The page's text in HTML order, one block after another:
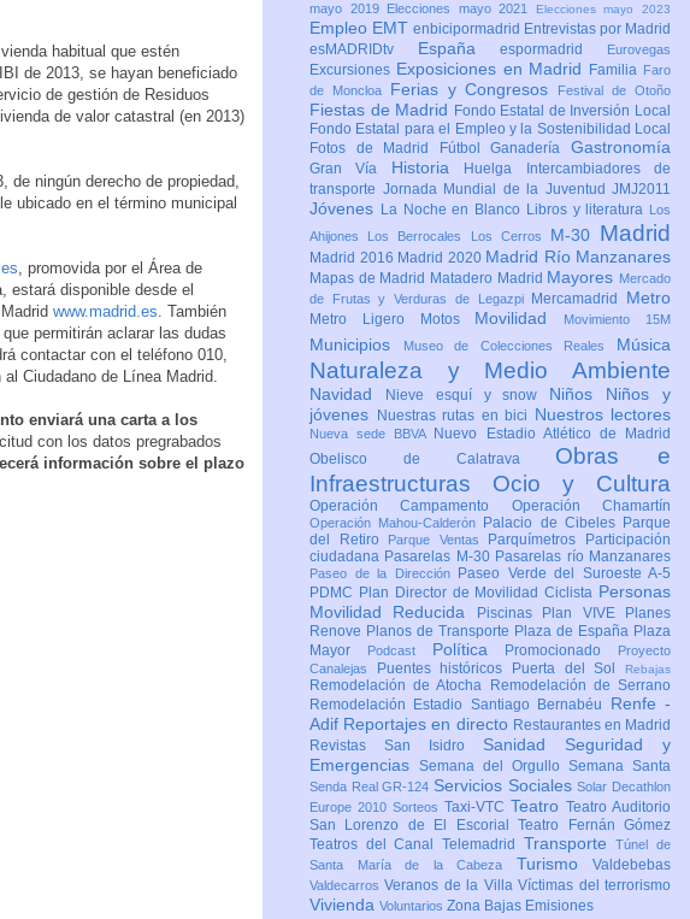
habitual que estén
de 2013, se hayan beneficiado
de gestión de Residuos
de valor catastral (en 2013)
de ningún derecho de propiedad,
ubicado en el término municipal
, promovida por el Área de
estará disponible desde el
www.madrid.es . También
permitirán aclarar las dudas
contactar con el teléfono 010,
Ciudadano de Línea Madrid.
enviará una carta a los
con los datos pregrabados
información sobre el plazo
mayo 2019
Elecciones mayo 2021 Elecciones mayo 2023
Empleo EMT enbicipormadrid Entrevistas por Madrid
esMADRIDtv Españaespormadrid Eurovegas
Excursiones Exposiciones en Madrid Familia Faro
de Moncloa
Ferias y Congresos Festival de Otoño
Fiestas de Madrid Fondo Estatal de Inversión Local
Fondo Estatal para el Empleo y la Sostenibilidad Local
Fotos de Madrid
FútbolGanaderíaGastronomía
Gran Vía Historia Huelga
Intercambiadores de
transporte Jornada Mundial de la Juventud JMJ2011
Jóvenes La Noche en Blanco Libros y literatura
Los
Ahijones
Los Berrocales Los Cerros M-30 Madrid
Madrid 2016 Madrid 2020 Madrid Río Manzanares
Mapas de Madrid Matadero Madrid Mayores Mercado
de Frutas y Verduras de Legazpi
Mercamadrid Metro
Metro Ligero Motos Movilidad Movimiento 15M
Municipios Museo de Colecciones Reales Música
Naturaleza y Medio Ambiente
Navidad Nieve esquí y snow Niños Niños y
jóvenes
Nuestras rutas en bici Nuestros lectores
Nueva sede BBVA
Nuevo Estadio Atlético de Madrid
Obelisco de Calatrava Obras e
Infraestructuras Ocio y Cultura
Operación Campamento Operación Chamartín
Operación Mahou-Calderón Palacio de Cibeles Parque
del Retiro
Parque Ventas Parquímetros
Participación
ciudadana Pasarelas M-30 Pasarelas río Manzanares
Paseo de la Dirección
Paseo Verde del Suroeste A-5
PDMC Plan Director de Movilidad Ciclista Personas
Movilidad Reducida
Piscinas Plan VIVE
Planes
Renove Planos de Transporte Plaza de España Plaza
Mayor
Podcast Política Promocionado
Proyecto
Canalejas
Puentes históricos Puerta del Sol Rebajas
Remodelación de Atocha
Remodelación de Serrano
Remodelación Estadio Santiago Bernabéu Renfe -
Adif Reportajes en directo Restaurantes en Madrid
Revistas San Isidro Sanidad Seguridad y
Emergencias Semana del Orgullo Semana Santa
Senda Real GR-124 Servicios SocialesSolar Decathlon
Europe 2010 Sorteos Taxi-VTC Teatro Teatro Auditorio
San Lorenzo de El EscorialTeatro Fernán Gómez
Teatros del Canal Telemadrid TransporteTúnel de
Santa María de la Cabeza Turismo Valdebebas
ValdecarrosVeranos de la VillaVíctimas del terrorismo
Vivienda Voluntarios Zona Bajas Emisiones